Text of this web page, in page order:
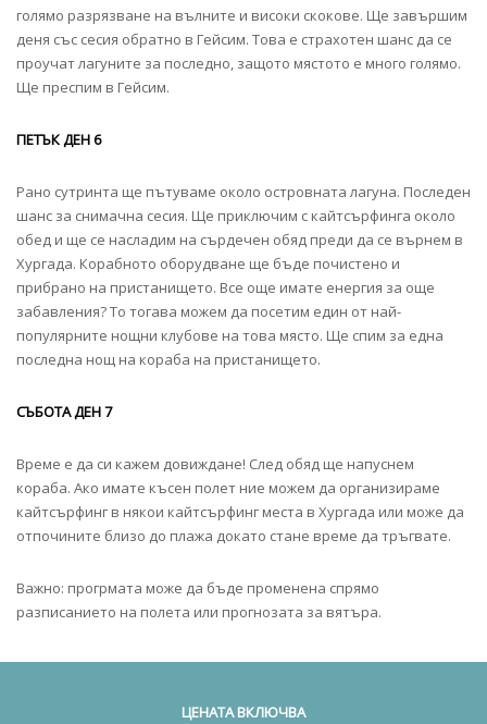
голямо разрязване на вълните и високи скокове. Ще завършим
деня със сесия обратно в Гейсим. Това е страхотен шанс да се
проучат лагуните за последно, защото мястото е много голямо.
Ще преспим в Гейсим.
ПЕТЪК ДЕН 6
Рано сутринта ще пътуваме около островната лагуна. Последен
шанс за снимачна сесия. Ще приключим с кайтсърфинга около
обед и ще се насладим на сърдечен обяд преди да се върнем в
Хургада. Корабното оборудване ще бъде почистено и
прибрано на пристанището. Все още имате енергия за още
забавления? То тогава можем да посетим един от най-
популярните нощни клубове на това място. Ще спим за една
последна нощ на кораба на пристанището.
СЪБОТА ДЕН 7
Време е да си кажем довиждане! След обяд ще напуснем
кораба. Ако имате късен полет ние можем да организираме
кайтсърфинг в някои кайтсърфинг места в Хургада или може да
отпочините близо до плажа докато стане време да тръгвате.
Важно: прогрмата може да бъде променена спрямо
разписанието на полета или прогнозата за вятъра.
ЦЕНАТА ВКЛЮЧВА